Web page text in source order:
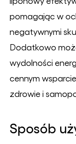
pomagając w
negatywnymi
Dodatkowo
wydolności
cennym
zdrowie i
Sposób